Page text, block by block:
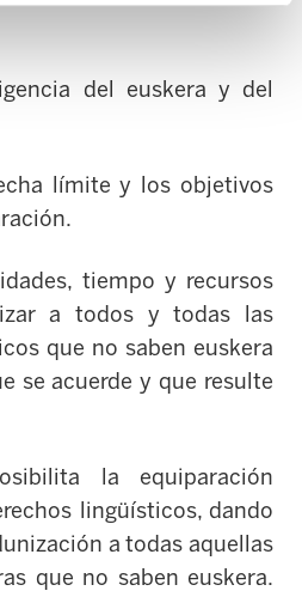
del euskera y del
límite y los objetivos
tiempo y recursos
a todos y todas las
que no saben euskera
se acuerde y que resulte
la equiparación
lingüísticos, dando
a todas aquellas
que no saben euskera.